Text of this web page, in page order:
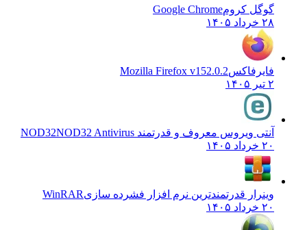
گوگل کرومGoogle Chrome
۲۸ خرداد ۱۴۰۵
فایرفاکسMozilla Firefox v152.0.2
۲ تیر ۱۴۰۵
آنتی ویروس معروف و قدرتمند NOD32 NOD32 Antivirus
۲۰ خرداد ۱۴۰۵
وینرار قدرتمندترین نرم افزار فشرده سازیWinRAR
۲۰ خرداد ۱۴۰۵